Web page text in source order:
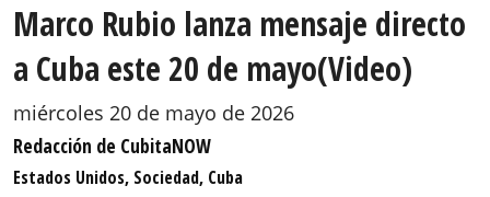
Marco Rubio lanza mensaje directo
a Cuba este 20 de mayo(Video)
miércoles 20 de mayo de 2026
Redacción de CubitaNOW
Estados Unidos, Sociedad, Cuba